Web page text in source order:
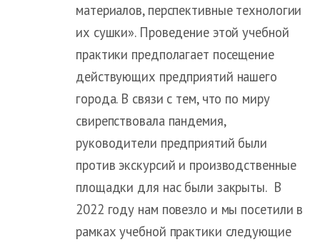
материалов, перспективные технологии
их сушки». Проведение этой учебной
практики предполагает посещение
действующих предприятий нашего
города. В связи с тем, что по миру
свирепствовала пандемия,
руководители предприятий были
против экскурсий и производственные
площадки для нас были закрыты. В
2022 году нам повезло и мы посетили в
рамках учебной практики следующие